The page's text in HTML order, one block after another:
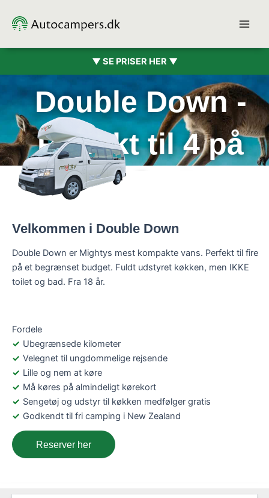
▼ SE PRISER HER ▼
Double Down -
Perfekt til 4 på
budget
Velkommen i Double Down
Double Down er Mightys mest kompakte vans. Perfekt til fire
på et begrænset budget. Fuldt udstyret køkken, men IKKE
toilet og bad. Fra 18 år.
Fordele
Ubegrænsede kilometer
Velegnet til ungdommelige rejsende
Lille og nem at køre
Må køres på almindeligt kørekort
Sengetøj og udstyr til køkken medfølger gratis
Godkendt til fri camping i New Zealand
Reserver her